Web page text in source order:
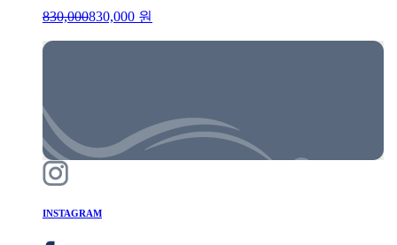
830,000830,000 원
INSTAGRAM